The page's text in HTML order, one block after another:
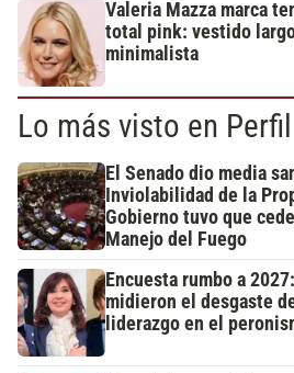
Valeria Mazza marca
total pink: vestido
minimalista
Lo más visto en Perfil
El Senado dio media
Inviolabilidad de la
Gobierno tuvo que
Manejo del Fuego
Encuesta rumbo a
midieron el desgaste
liderazgo en el